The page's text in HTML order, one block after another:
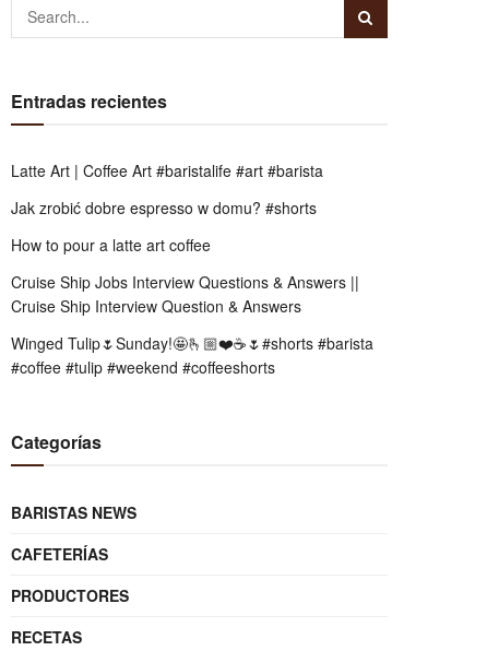
Entradas recientes
Latte Art | Coffee Art #baristalife #art #barista
Jak zrobić dobre espresso w domu? #shorts
How to pour a latte art coffee
Cruise Ship Jobs Interview Questions & Answers ||
Cruise Ship Interview Question & Answers
Winged Tulip🌷Sunday!🤩🫰🏼❤️☕️🌷#shorts #barista
#coffee #tulip #weekend #coffeeshorts
Categorías
BARISTAS NEWS
CAFETERÍAS
PRODUCTORES
RECETAS